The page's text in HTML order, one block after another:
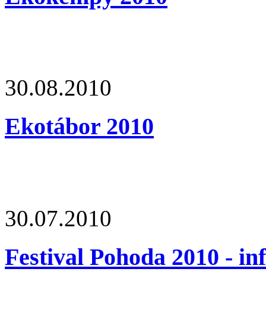
30.08.2010
Ekotábor 2010
30.07.2010
Festival Pohoda 2010 -